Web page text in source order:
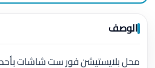
الوصف
محل بلايستيشن فور ست شاشات